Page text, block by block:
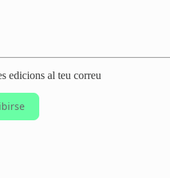
edicions al teu correu